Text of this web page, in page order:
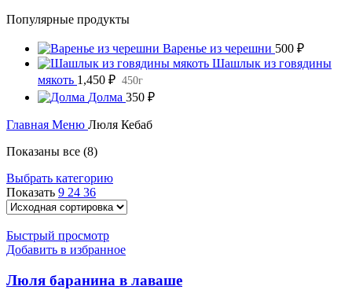
Популярные продукты
Варенье из черешни 500 ₽
Шашлык из говядины
мякоть 1,450 ₽ 450г
Долма 350 ₽
Главная Меню Люля Кебаб
Показаны все (8)
Выбрать категорию
Показать 9 24 36
Быстрый просмотр
Добавить в избранное
Люля баранина в лаваше